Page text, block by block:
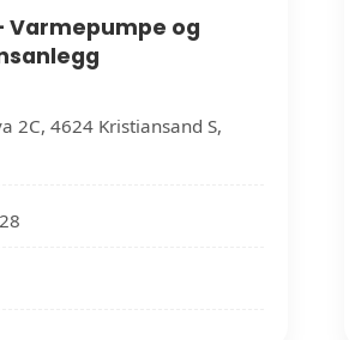
Varmepumpe og
2C, 4624 Kristiansand S,